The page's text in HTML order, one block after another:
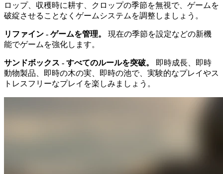
ロップ、収穫時に耕す、クロップの季節を無視で、ゲームを
破綻させることなくゲームシステムを調整しましょう。
リファイン - ゲームを管理。
現在の季節を設定などの新機
能でゲームを強化します。
サンドボックス - すべてのルールを突破。
即時成長、即時
動物製品、即時の木の実、即時の池で、実験的なプレイやス
トレスフリーなプレイを楽しみましょう。